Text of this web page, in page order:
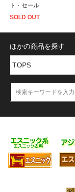
ト・セール
SOLD OUT
ほかの商品を探す